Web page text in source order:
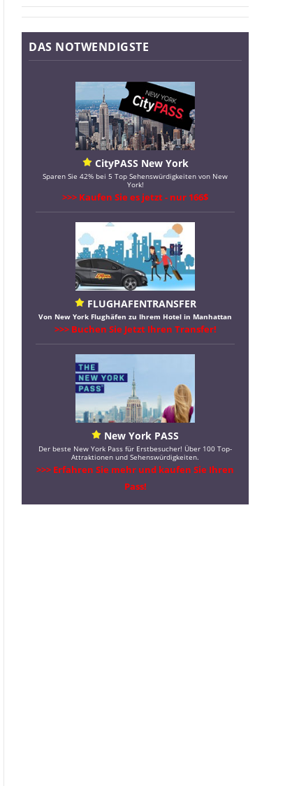
DAS NOTWENDIGSTE
CityPASS New York
Sparen Sie 42% bei 5 Top Sehenswürdigkeiten von New
York!
>>> Kaufen Sie es jetzt - nur 166$
FLUGHAFENTRANSFER
Von New York Flughäfen zu Ihrem Hotel in Manhattan
>>> Buchen Sie Jetzt Ihren Transfer!
New York PASS
Der beste New York Pass für Erstbesucher! Über 100 Top-
Attraktionen und Sehenswürdigkeiten.
>>> Erfahren Sie mehr und kaufen Sie Ihren
Pass!